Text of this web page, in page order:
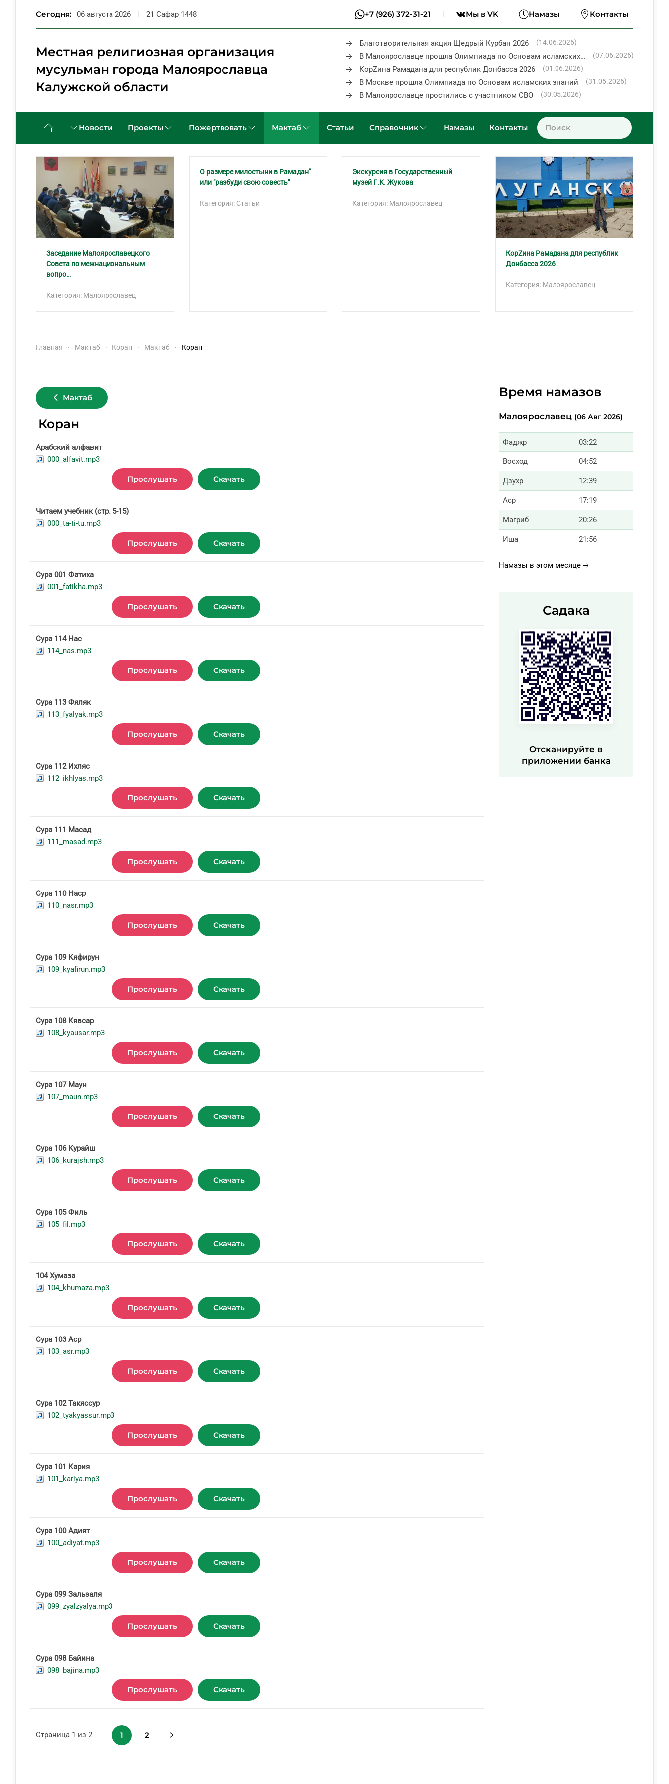
Перейти к содержимому
Сегодня: 06 августа 2026 21 Сафар 1448 +7 (926) 372-31-21 Мы в VK Намазы Контакты
Местная религиозная организация
мусульман города Малоярославца
Калужской области
Благотворительная акция Щедрый Курбан 2026 (14.06.2026)
В Малоярославце прошла Олимпиада по Основам исламских… (07.06.2026)
КорZина Рамадана для республик Донбасса 2026 (01.06.2026)
В Москве прошла Олимпиада по Основам исламских знаний (31.05.2026)
В Малоярославце простились с участником СВО (30.05.2026)
Новости Проекты Пожертвовать Мактаб Статьи Справочник Намазы Контакты
Заседание Малоярославецкого
Совета по межнациональным
вопро…
Категория: Малоярославец
О размере милостыни в Рамадан"
или "разбуди свою совесть"
Категория: Статьи
Экскурсия в Государственный
музей Г.К. Жукова
Категория: Малоярославец
КорZина Рамадана для республик
Донбасса 2026
Категория: Малоярославец
Главная Мактаб Коран Мактаб Коран
Мактаб
Коран
Арабский алфавит
000_alfavit.mp3
Скачать
Прослушать
Читаем учебник (стр. 5-15)
000_ta-ti-tu.mp3
Скачать
Прослушать
Сура 001 Фатиха
001_fatikha.mp3
Скачать
Прослушать
Сура 114 Нас
114_nas.mp3
Скачать
Прослушать
Сура 113 Фяляк
113_fyalyak.mp3
Скачать
Прослушать
Сура 112 Ихляс
112_ikhlyas.mp3
Скачать
Прослушать
Сура 111 Масад
111_masad.mp3
Скачать
Прослушать
Сура 110 Наср
110_nasr.mp3
Скачать
Прослушать
Сура 109 Кяфирун
109_kyafirun.mp3
Скачать
Прослушать
Сура 108 Кявсар
108_kyausar.mp3
Скачать
Прослушать
Сура 107 Маун
107_maun.mp3
Скачать
Прослушать
Сура 106 Курайш
106_kurajsh.mp3
Скачать
Прослушать
Сура 105 Филь
105_fil.mp3
Скачать
Прослушать
104 Хумаза
104_khumaza.mp3
Скачать
Прослушать
Сура 103 Аср
103_asr.mp3
Скачать
Прослушать
Сура 102 Такяссур
102_tyakyassur.mp3
Скачать
Прослушать
Сура 101 Кария
101_kariya.mp3
Скачать
Прослушать
Сура 100 Адият
100_adiyat.mp3
Скачать
Прослушать
Сура 099 Зальзаля
099_zyalzyalya.mp3
Скачать
Прослушать
Сура 098 Байина
098_bajina.mp3
Скачать
Прослушать
Страница 1 из 2 1 2
Время намазов
Малоярославец (06 Авг 2026)
Фаджр 03:22
Восход 04:52
Дзухр 12:39
Аср 17:19
Магриб 20:26
Иша 21:56
Намазы в этом месяце
Садака
Отсканируйте в
приложении банка